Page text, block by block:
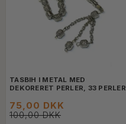
TASBIH I METAL MED
DEKORERET PERLER, 33 PERLER
75,00 DKK
100,00 DKK